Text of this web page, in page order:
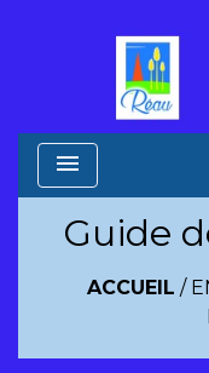
menu
Guide
ACCUEIL /